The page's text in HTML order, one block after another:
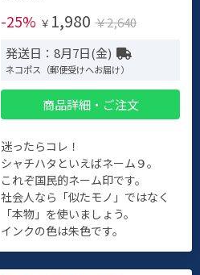
-25% ￥ 1,980 ￥2,640
発送日：8月7日(金)
ネコポス（郵便受けへお届け）
商品詳細・ご注文
迷ったらコレ！
シャチハタといえばネーム９。
これぞ国民的ネーム印です。
社会人なら「似たモノ」ではなく
「本物」を使いましょう。
インクの色は朱色です。